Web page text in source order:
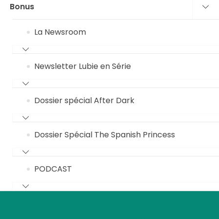
Bonus
La Newsroom
Newsletter Lubie en Série
Dossier spécial After Dark
Dossier Spécial The Spanish Princess
PODCAST